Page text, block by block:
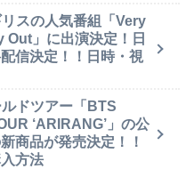
スの人気番組「Very
Out」に出演決定！日
信決定！！日時・視
ドツアー「BTS
‘ARIRANG’」の公
商品が発売決定！！
方法